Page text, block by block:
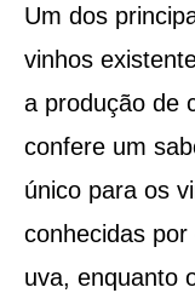
Um dos
vinhos
a produção de
confere um
único para os
conhecidas
uva, enquanto